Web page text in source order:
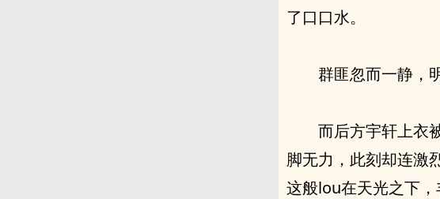
了口口水。
群匪忽而一静，
而后方宇轩上衣
脚无力，此刻却连激
这般lou在天光之下